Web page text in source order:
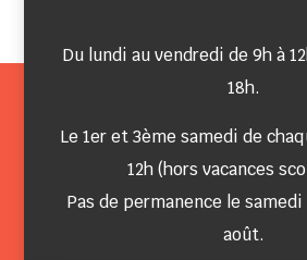
Du lundi au vendredi de 9h à
18h.
Le 1er et 3ème samedi de
12h (hors vacances
Pas de permanence le
août.